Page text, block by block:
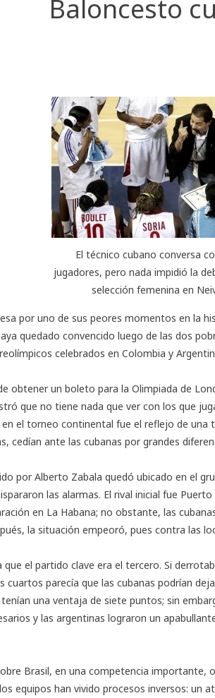
Baloncesto
El técnico cubano conversa
jugadores, pero nada impidió la
selección femenina en
por uno de sus peores momentos en la
quedado convencido luego de las dos
celebrados en Colombia y
obtener un boleto para la Olimpiada de
que no tiene nada que ver con los que
en el torneo continental fue el reflejo de una
cedían ante las cubanas por grandes
por Alberto Zabala quedó ubicado en el
las alarmas. El rival inicial fue
en La Habana; no obstante, las
la situación empeoró, pues contra las
que el partido clave era el tercero. Si
cuartos parecía que las cubanas podrían
una ventaja de siete puntos; sin
y las argentinas lograron un
Brasil, en una competencia importante,
equipos han vivido procesos inversos: un